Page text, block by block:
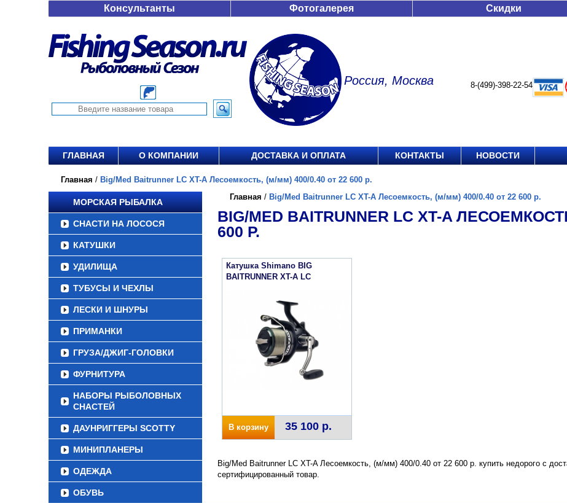
Консультанты Фотогалерея Скидки
Россия, Москва 8-(499)-398-22-54
ГЛАВНАЯ О КОМПАНИИ ДОСТАВКА И ОПЛАТА КОНТАКТЫ НОВОСТИ
Главная / Big/Med Baitrunner LC XT-A Лесоемкость, (м/мм) 400/0.40 от 22 600 р.
МОРСКАЯ РЫБАЛКА
СНАСТИ НА ЛОСОСЯ
КАТУШКИ
УДИЛИЩА
ТУБУСЫ И ЧЕХЛЫ
ЛЕСКИ И ШНУРЫ
ПРИМАНКИ
ГРУЗА/ДЖИГ-ГОЛОВКИ
ФУРНИТУРА
НАБОРЫ РЫБОЛОВНЫХ
СНАСТЕЙ
ДАУНРИГГЕРЫ SCOTTY
МИНИПЛАНЕРЫ
ОДЕЖДА
ОБУВЬ
Главная / Big/Med Baitrunner LC XT-A Лесоемкость, (м/мм) 400/0.40 от 22 600 р.
BIG/MED BAITRUNNER LC XT-A
600 Р.
Катушка Shimano BIG
BAITRUNNER XT-A LC
В корзину 35 100 р.
Big/Med Baitrunner LC XT-A Лесоемкость, (м/мм) 400/0.40 от 22 600 р. купить недорого с
сертифицированный товар.